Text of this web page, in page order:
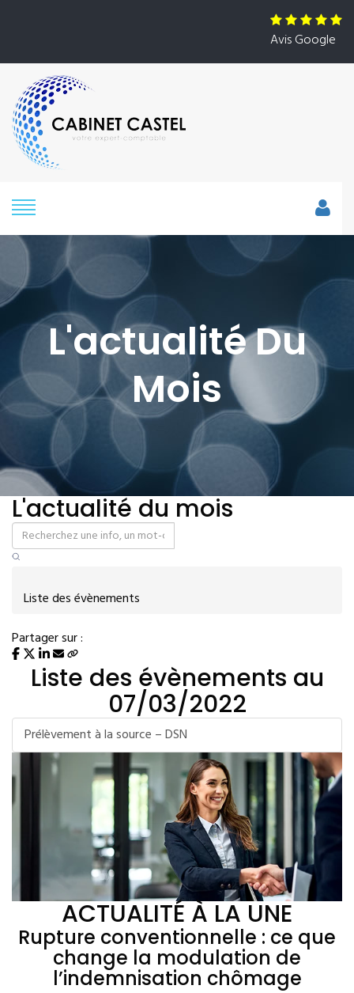
Avis Google
L'actualité Du
Mois
L'actualité du mois
Liste des évènements
Partager sur :
Liste des évènements au
07/03/2022
Prélèvement à la source – DSN
ACTUALITÉ À LA UNE
Rupture conventionnelle : ce que
change la modulation de
l’indemnisation chômage